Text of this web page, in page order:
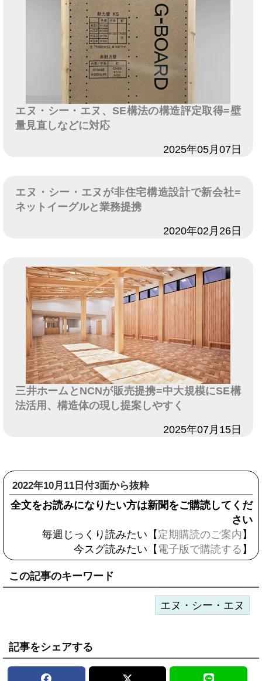
エヌ・シー・エヌ、SE構法の構造評定取得=壁
量見直しなどに対応
2025年05月07日
エヌ・シー・エヌが非住宅構造設計で新会社=
ネットイーグルと業務提携
2020年02月26日
三井ホームとNCNが販売提携=中大規模にSE構
法活用、構造体の現し提案しやすく
2025年07月15日
2022年10月11日付3面から抜粋
全文をお読みになりたい方は新聞をご購読してくだ
さい
毎週じっくり読みたい【 定期購読のご案内 】
今スグ読みたい【 電子版で購読する 】
この記事のキーワード
エヌ・シー・エヌ
記事をシェアする